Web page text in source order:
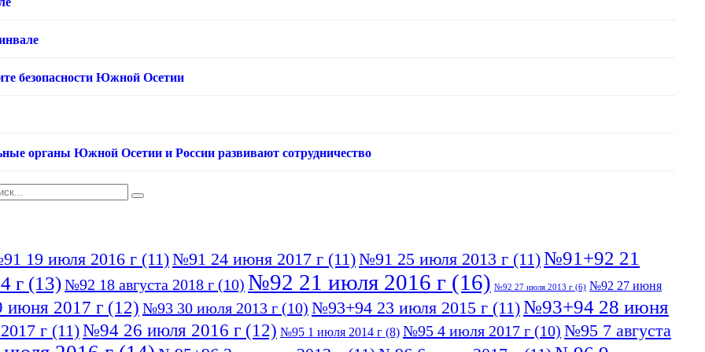
безопасности Южной Осетии
органы Южной Осетии и России развивают сотрудничество
19 июля 2016 г (11)№91 24 июня 2017 г (11)№91 25 июля 2013 г (11)№91+92 21
г (13)№92 18 августа 2018 г (10) №92 21 июля 2016 г (16) №92 27 июля 2013 г (6) №92 27 июня
2017 г (12) №93 30 июля 2013 г (10) №93+94 23 июля 2015 г (11)№93+94 28 июня
г (11)№94 26 июля 2016 г (12) №95 1 июля 2014 г (8) №95 4 июля 2017 г (10) №95 7 августа